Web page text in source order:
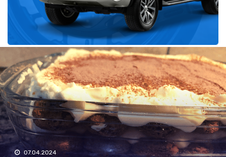
Récent
07.04.2024